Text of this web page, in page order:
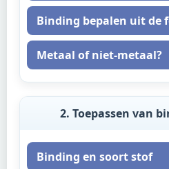
Binding bepalen uit de
Metaal of niet-metaal?
2. Toepassen van
Binding en soort stof